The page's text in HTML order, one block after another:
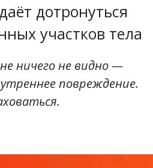
дотронуться
участков тела
ничего не видно —
повреждение.